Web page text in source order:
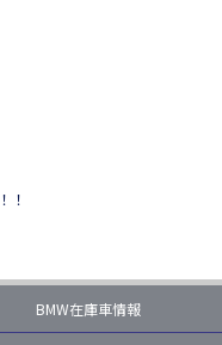
！
BMW在庫車情報